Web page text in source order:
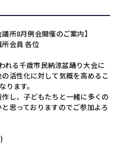
所8月例会開催のご案内】
会員 各位
れる千歳市民納涼盆踊り大会に
活性化に対して気概を高めるこ
ります。
し、子どもたちと一緒に多くの
思っておりますのでご参加よろ